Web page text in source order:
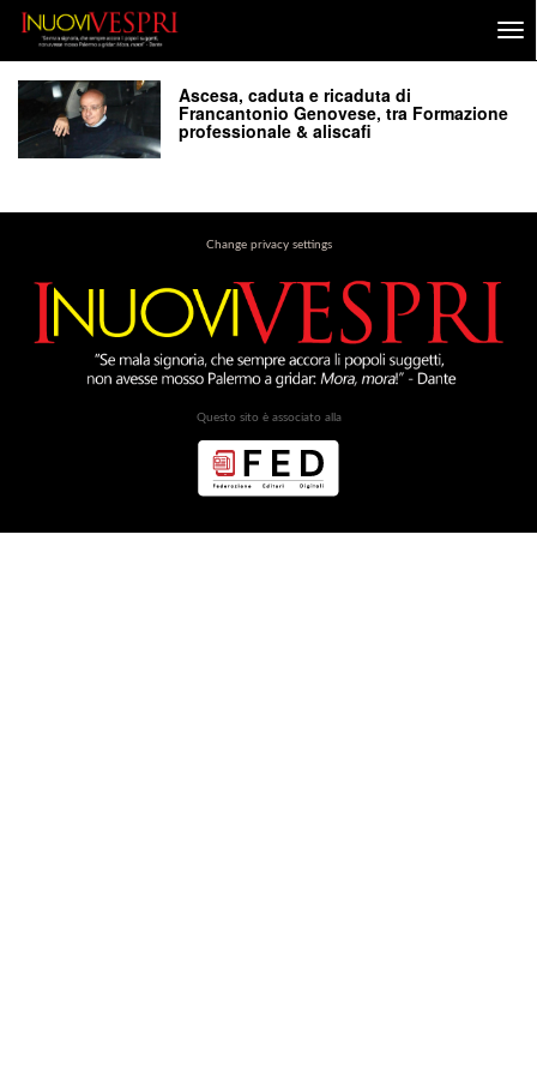
Ascesa, caduta e ricaduta di
Francantonio Genovese, tra Formazione
professionale & aliscafi
Change privacy settings
Questo sito è associato alla